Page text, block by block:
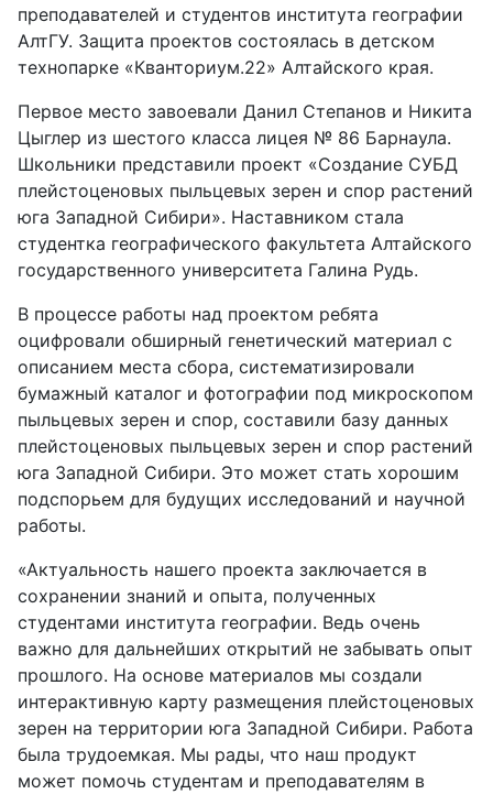
преподавателей и студентов института географии
АлтГУ. Защита проектов состоялась в детском
технопарке «Кванториум.22» Алтайского края.
Первое место завоевали Данил Степанов и Никита
Цыглер из шестого класса лицея № 86 Барнаула.
Школьники представили проект «Создание СУБД
плейстоценовых пыльцевых зерен и спор растений
юга Западной Сибири». Наставником стала
студентка географического факультета Алтайского
государственного университета Галина Рудь.
В процессе работы над проектом ребята
оцифровали обширный генетический материал с
описанием места сбора, систематизировали
бумажный каталог и фотографии под микроскопом
пыльцевых зерен и спор, составили базу данных
плейстоценовых пыльцевых зерен и спор растений
юга Западной Сибири. Это может стать хорошим
подспорьем для будущих исследований и научной
работы.
«Актуальность нашего проекта заключается в
сохранении знаний и опыта, полученных
студентами института географии. Ведь очень
важно для дальнейших открытий не забывать опыт
прошлого. На основе материалов мы создали
интерактивную карту размещения плейстоценовых
зерен на территории юга Западной Сибири. Работа
была трудоемкая. Мы рады, что наш продукт
может помочь студентам и преподавателям в